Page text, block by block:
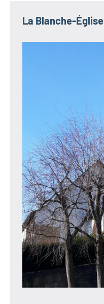
La Blanche-Église